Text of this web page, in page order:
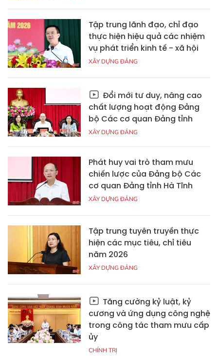
Tập trung lãnh đạo, chỉ đạo
thực hiện hiệu quả các nhiệm
vụ phát triển kinh tế - xã hội
XÂY DỰNG ĐẢNG
Đổi mới tư duy, nâng cao
chất lượng hoạt động Đảng
bộ Các cơ quan Đảng tỉnh
XÂY DỰNG ĐẢNG
Phát huy vai trò tham mưu
chiến lược của Đảng bộ Các
cơ quan Đảng tỉnh Hà Tĩnh
XÂY DỰNG ĐẢNG
Tập trung tuyên truyền thực
hiện các mục tiêu, chỉ tiêu
năm 2026
XÂY DỰNG ĐẢNG
Tăng cường kỷ luật, kỷ
cương và ứng dụng công nghệ
trong công tác tham mưu cấp
ủy
CHÍNH TRỊ